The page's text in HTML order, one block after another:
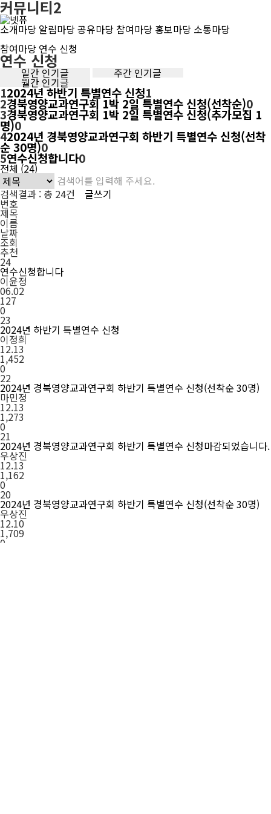
커뮤니티2
전
체
기
검
하
기
소개마당 알림마당공유마당 참여마당 홍보마당 소통마당
H
o
m
참여마당 연수 신청
연수 신청
인
글
일간 인기글 주간 인기글
월간 인기글
12024년 하반기 특별연수 신청1
2경북영양교과연구회 1박 2일 특별연수 신청(선착순)0
3경북영양교과연구회 1박 2일 특별연수 신청(추가모집 1
명)0
42024년 경북영양교과연구회 하반기 특별연수 신청(선착
순 30명)0
5연수신청합니다0
전체 (24)
검
색
분
류
선
택
검색결과 : 총24건 글쓰기
번호
제목
이름
날짜
조회
추천
24
연수신청합니다
이윤정
06.02
127
0
23
2024년 하반기 특별연수 신청
이정희
12.13
1,452
0
22
2024년 경북영양교과연구회 하반기 특별연수 신청(선착순 30명)
마민정
12.13
1,273
0
21
2024년 경북영양교과연구회 하반기 특별연수 신청마감되었습니다.
우상진
12.13
1,162
0
20
2024년 경북영양교과연구회 하반기 특별연수 신청(선착순 30명)
우상진
12.10
1,709
0